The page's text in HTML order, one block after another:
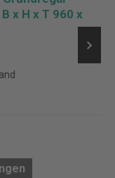
x H x T 960 x